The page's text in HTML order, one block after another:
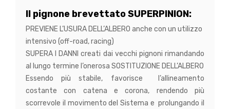
Il pignone brevettato SUPERPINION:
PREVIENE L’USURA DELL’ALBERO anche con un utilizzo
intensivo (off-road, racing)
SUPERA I DANNI creati dai vecchi pignoni rimandando
al lungo termine l’onerosa SOSTITUZIONE DELL’ALBERO
Essendo più stabile, favorisce l’allineamento
costante con catena e corona, rendendo più
scorrevole il movimento del Sistema e prolungando il